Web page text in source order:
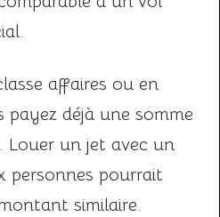
affaires ou en
payez déjà une somme
un jet avec un
personnes pourrait
similaire.